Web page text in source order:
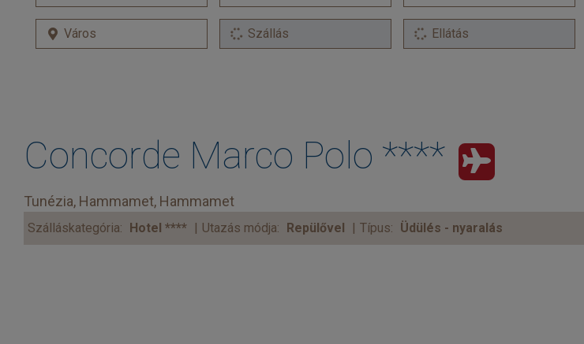
Concorde Marco Polo ****
Tunézia, Hammamet, Hammamet
Szálláskategória: Hotel **** Utazás módja: Repülővel Típus: Üdülés - nyaralás